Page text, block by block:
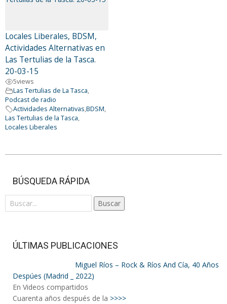
Locales Liberales, BDSM,
Actividades Alternativas en
Las Tertulias de la Tasca.
20-03-15
5views
Las Tertulias de La Tasca,
Podcast de radio
Actividades Alternativas,BDSM,
Las Tertulias de la Tasca,
Locales Liberales
BÚSQUEDA RÁPIDA
Buscar
ÚLTIMAS PUBLICACIONES
Miguel Ríos – Rock & Ríos And Cía, 40 Años
Despúes (Madrid _ 2022)
En Videos compartidos
Cuarenta años después de la >>>>